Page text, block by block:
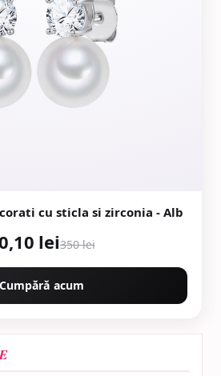
cu sticla si zirconia - Alb
lei350 lei
Cumpără acum